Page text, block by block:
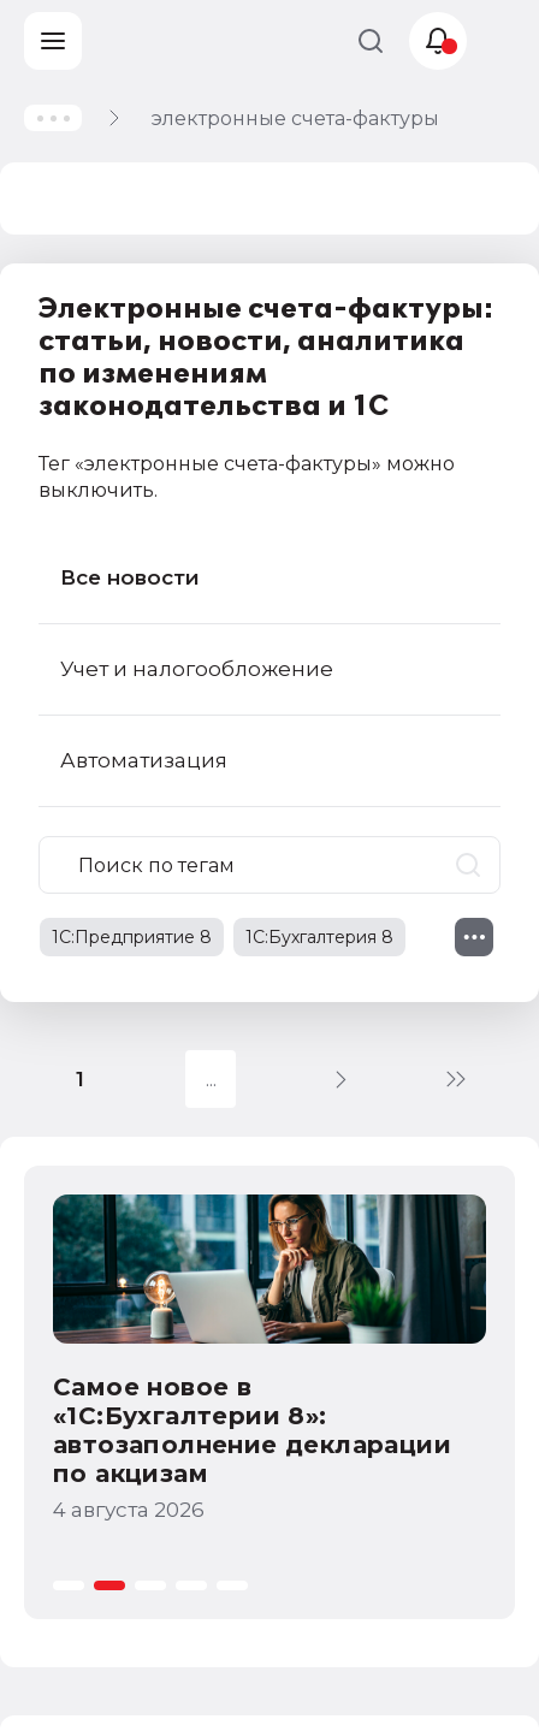
электронные счета-фактуры
Электронные счета-фактуры:
статьи, новости, аналитика
по изменениям
законодательства и 1С
Тег «электронные счета-фактуры» можно
выключить.
Все новости
Учет и налогообложение
Автоматизация
1С:Предприятие 8 1С:Бухгалтерия 8
1С:Бухгалтерия государственного
1С:Зарплата и управление персоналом
права работников НДФЛ
1С:Управление производственным
предприятием
1
Самое новое в
«1С:Бухгалтерии 8»:
автозаполнение декларации
по акцизам
4 августа 2026
Учет и